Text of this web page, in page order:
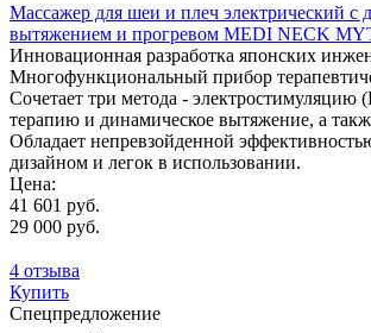
Массажер для шеи и плеч электрический с
вытяжением и прогревом MEDI NECK
Инновационная разработка японских
Многофункциональный прибор
Сочетает три метода - электростимуляцию
терапию и динамическое вытяжение, а
Обладает непревзойденной
дизайном и легок в использовании.
Цена:
41 601 руб.
29 000 руб.
4 отзыва
Купить
Спецпредложение